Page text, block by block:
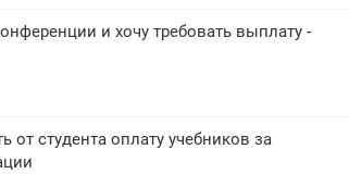
и хочу требовать выплату -
от студента оплату учебников за